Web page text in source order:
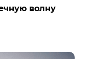
волну